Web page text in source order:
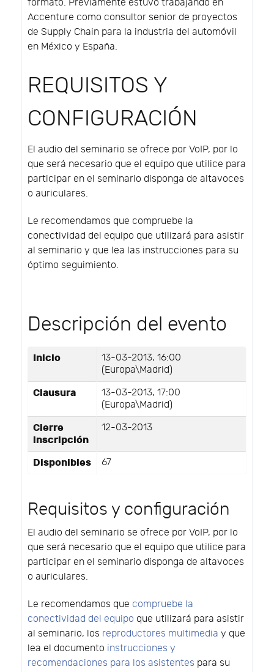
formato. Previamente estuvo trabajando en
Accenture como consultor senior de proyectos
de Supply Chain para la industria del automóvil
en México y España.
REQUISITOS Y
CONFIGURACIÓN
El audio del seminario se ofrece por VoIP, por lo
que será necesario que el equipo que utilice para
participar en el seminario disponga de altavoces
o auriculares.
Le recomendamos que compruebe la
conectividad del equipo que utilizará para asistir
al seminario y que lea las instrucciones para su
óptimo seguimiento.
Descripción del evento
Inicio
13-03-2013, 16:00
(Europa\Madrid)
Clausura
13-03-2013, 17:00
(Europa\Madrid)
Cierre
inscripción
12-03-2013
Disponibles 67
Requisitos y configuración
El audio del seminario se ofrece por VoIP, por lo
que será necesario que el equipo que utilice para
participar en el seminario disponga de altavoces
o auriculares.
Le recomendamos que compruebe la
conectividad del equipo que utilizará para asistir
al seminario, los reproductores multimedia y que
lea el documento instrucciones y
recomendaciones para los asistentes para su